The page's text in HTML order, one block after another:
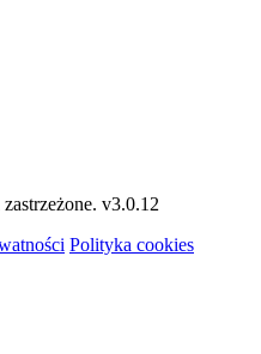
v3.0.12
Polityka cookies